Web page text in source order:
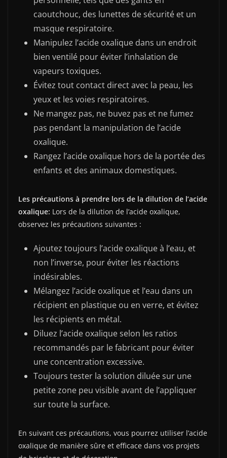
caoutchouc, des lunettes de sécurité et un
masque respiratoire.
Manipulez l’acide oxalique dans un endroit
bien ventilé pour éviter l’inhalation de
vapeurs toxiques.
Évitez tout contact direct avec la peau, les
yeux et les voies respiratoires.
Ne mangez pas, ne buvez pas et ne fumez
pas pendant la manipulation de l’acide
oxalique.
Rangez l’acide oxalique hors de la portée des
enfants et des animaux domestiques.
Les précautions à prendre lors de la dilution de l’acide
oxalique: Lors de la dilution de l’acide oxalique,
observez les précautions suivantes :
Ajoutez toujours l’acide oxalique à l’eau, et
non l’inverse, pour éviter les réactions
indésirables.
Mélangez l’acide oxalique et l’eau dans un
récipient en plastique ou en verre, et évitez
les récipients en métal.
Diluez l’acide oxalique selon les ratios
recommandés par le fabricant pour éviter
une concentration excessive.
Toujours tester la solution diluée sur une
petite zone peu visible avant de l’appliquer
sur toute la surface.
En suivant ces précautions, vous pourrez utiliser l’acide
oxalique de manière sûre et efficace dans vos projets